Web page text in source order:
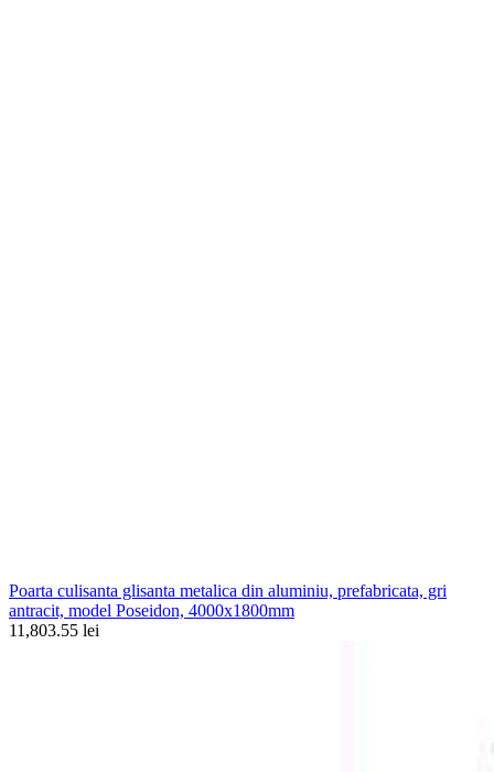
Poarta culisanta glisanta metalica din aluminiu, prefabricata, gri
antracit, model Poseidon, 4000x1800mm
11,803.55 lei